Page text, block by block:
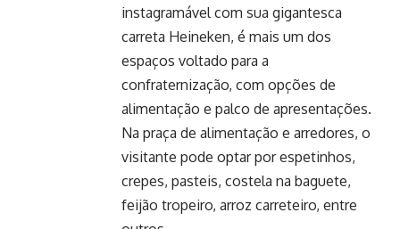
instagramável com sua gigantesca
carreta Heineken, é mais um dos
espaços voltado para a
confraternização, com opções de
alimentação e palco de apresentações.
Na praça de alimentação e arredores, o
visitante pode optar por espetinhos,
crepes, pasteis, costela na baguete,
feijão tropeiro, arroz carreteiro, entre